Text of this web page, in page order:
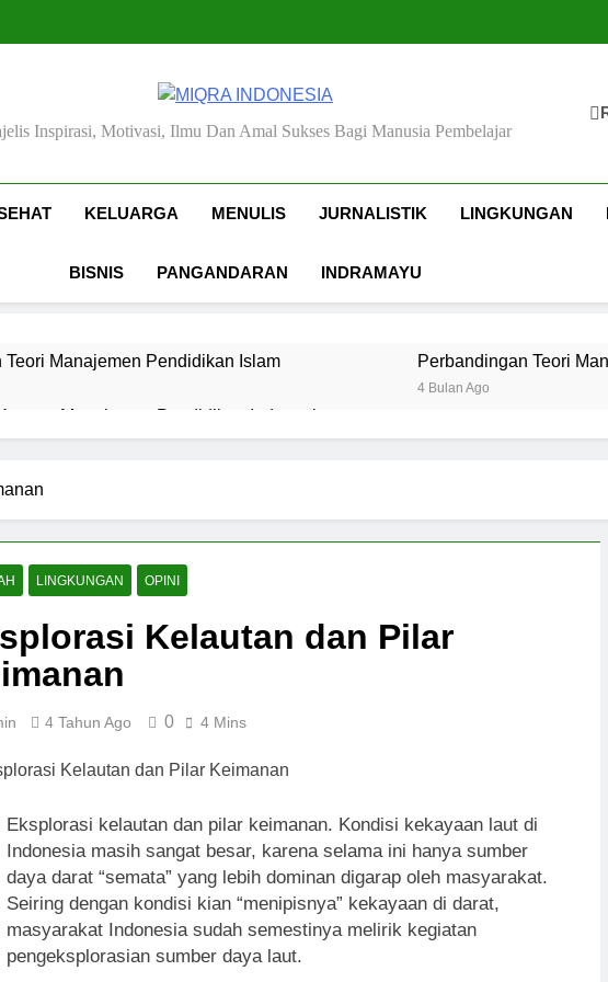
INDONESIA
Inspirasi, Motivasi, Ilmu Dan Amal Sukses Bagi Manusia Pembelajar
KELUARGA MENULIS JURNALISTIK LINGKUNGAN
BISNIS PANGANDARAN INDRAMAYU
Manajemen Pendidikan Islam Perbandingan Teori
4 Bulan Ago
Manajemen Pendidikan Indonesia
Sains dan Kearifan Lokal dari Makhluk Terkecil di Bawah Lantai Kita
Fokus dan Naik Level Karier Bersama EF EFEKTA English for Adults
Keadilan Semu di Arena Digital Syukur sebagai Mata Air
dengan CabinClub BookCabin: Hemat Perjalanan dan Dapatkan Poin
LINGKUNGAN OPINI
Kelautan dan Pilar
4 Tahun Ago 0 4 Mins
Eksplorasi kelautan dan pilar keimanan. Kondisi kekayaan laut di
Indonesia masih sangat besar, karena selama ini hanya sumber
daya darat “semata” yang lebih dominan digarap oleh masyarakat.
Seiring dengan kondisi kian “menipisnya” kekayaan di darat,
masyarakat Indonesia sudah semestinya melirik kegiatan
pengeksplorasian sumber daya laut.